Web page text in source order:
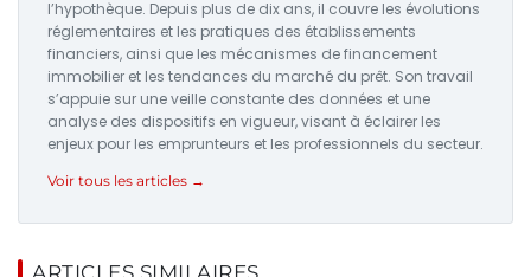
l’hypothèque. Depuis plus de dix ans, il couvre les évolutions
réglementaires et les pratiques des établissements
financiers, ainsi que les mécanismes de financement
immobilier et les tendances du marché du prêt. Son travail
s’appuie sur une veille constante des données et une
analyse des dispositifs en vigueur, visant à éclairer les
enjeux pour les emprunteurs et les professionnels du secteur.
Voir tous les articles →